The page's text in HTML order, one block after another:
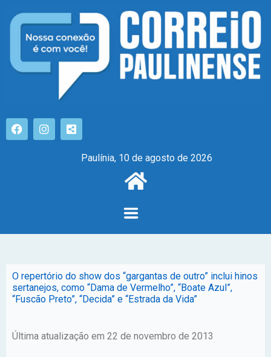
Paulínia, 10 de agosto de 2026
O repertório do show dos “gargantas de outro” inclui hinos
sertanejos, como “Dama de Vermelho”, “Boate Azul”,
“Fuscão Preto”, “Decida” e “Estrada da Vida”
Última atualização em 22 de novembro de 2013